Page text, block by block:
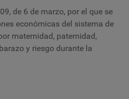
de 6 de marzo, por el que se
económicas del sistema de
maternidad, paternidad,
y riesgo durante la